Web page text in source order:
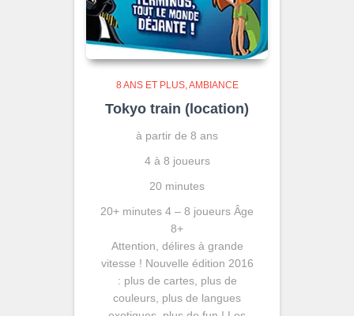
8 ANS ET PLUS AMBIANCE
Tokyo train (location)
à partir de 8 ans
4 à 8 joueurs
20 minutes
20+ minutes 4 – 8 joueurs Âge
8+
Attention, délires à grande
vitesse ! Nouvelle édition 2016
: plus de cartes, plus de
couleurs, plus de langues